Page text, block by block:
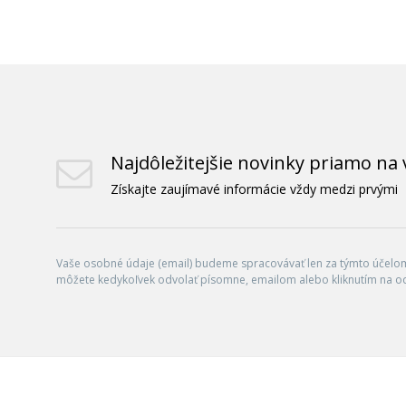
Najdôležitejšie novinky priamo na
Získajte zaujímavé informácie vždy medzi prvými
Vaše osobné údaje (email) budeme spracovávať len za týmto
môžete kedykoľvek odvolať písomne, emailom alebo kliknutím na